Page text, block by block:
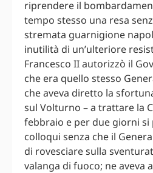
riprendere il
tempo stesso una resa
stremata guarnigione
inutilità di un’ulteriore
Francesco II autorizzò il
che era quello stesso
che aveva diretto la
sul Volturno – a trattare la
febbraio e per due giorni
colloqui senza che il
di rovesciare sulla
valanga di fuoco; ne aveva